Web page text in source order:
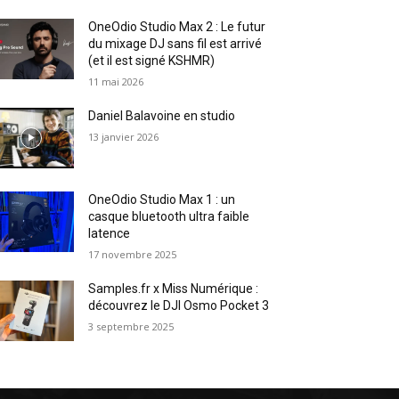
OneOdio Studio Max 2 : Le futur
du mixage DJ sans fil est arrivé
(et il est signé KSHMR)
11 mai 2026
Daniel Balavoine en studio
13 janvier 2026
OneOdio Studio Max 1 : un
casque bluetooth ultra faible
latence
17 novembre 2025
Samples.fr x Miss Numérique :
découvrez le DJI Osmo Pocket 3
3 septembre 2025